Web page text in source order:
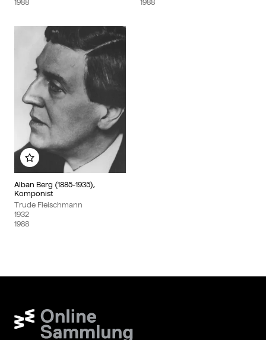
1988
1988
Alban Berg (1885-1935),
Komponist
Trude Fleischmann
1932
1988
Zu meinem Album hinzufügen
Wien Museum Online Sammlung